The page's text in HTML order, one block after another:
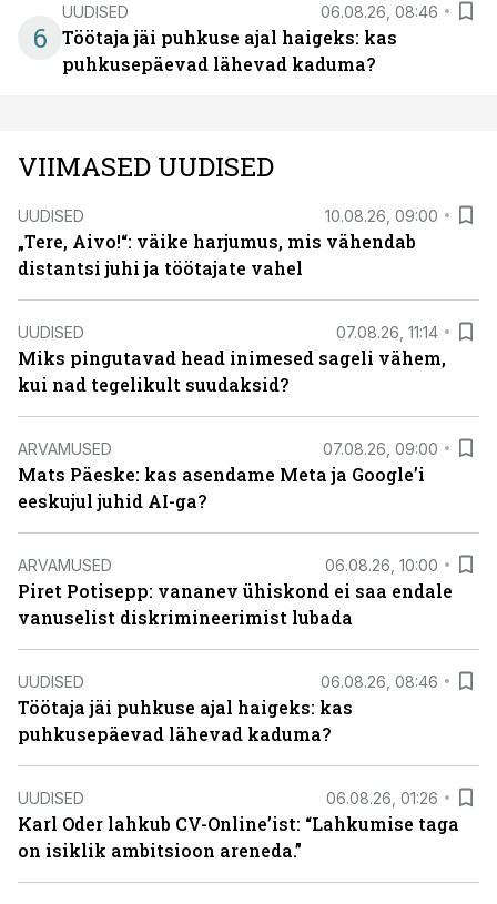
6
UUDISED 06.08.26, 08:46
Töötaja jäi puhkuse ajal haigeks: kas
puhkusepäevad lähevad kaduma?
VIIMASED UUDISED
UUDISED 10.08.26, 09:00
„Tere, Aivo!“: väike harjumus, mis vähendab
distantsi juhi ja töötajate vahel
UUDISED 07.08.26, 11:14
Miks pingutavad head inimesed sageli vähem,
kui nad tegelikult suudaksid?
ARVAMUSED 07.08.26, 09:00
Mats Päeske: kas asendame Meta ja Google’i
eeskujul juhid AI-ga?
ARVAMUSED 06.08.26, 10:00
Piret Potisepp: vananev ühiskond ei saa endale
vanuselist diskrimineerimist lubada
UUDISED 06.08.26, 08:46
Töötaja jäi puhkuse ajal haigeks: kas
puhkusepäevad lähevad kaduma?
UUDISED 06.08.26, 01:26
Karl Oder lahkub CV-Online’ist: “Lahkumise taga
on isiklik ambitsioon areneda.”